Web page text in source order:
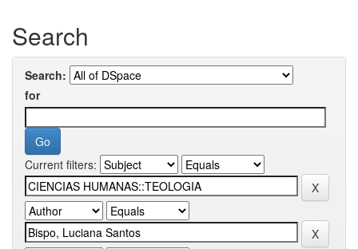
Search
Search:
for
Current filters: